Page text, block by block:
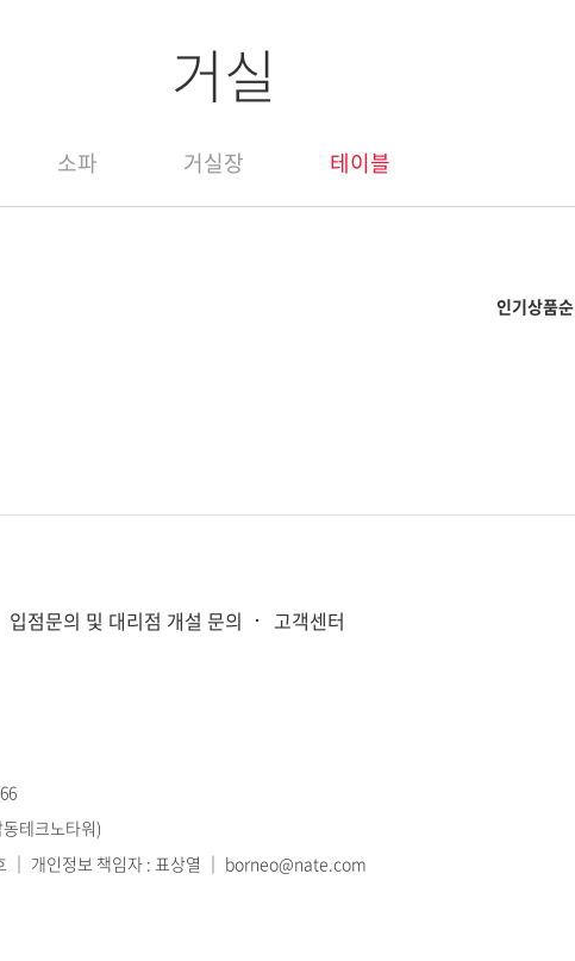
거실
소파 거실장 테이블
인기상품순
입점문의 및 대리점 개설 문의 고객센터
테크노타워)
｜ 개인정보 책임자 : 표상열 ｜ borneo@nate.com